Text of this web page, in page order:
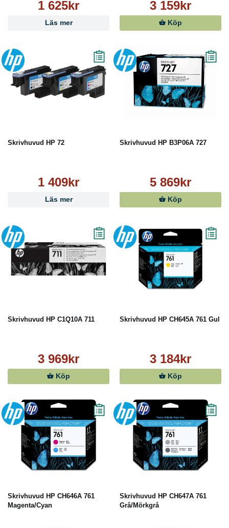
1 625kr
Läs mer
3 159kr
Köp
Skrivhuvud HP 72
1 409kr
Läs mer
Skrivhuvud HP B3P06A 727
5 869kr
Köp
Skrivhuvud HP C1Q10A 711
3 969kr
Köp
Skrivhuvud HP CH645A 761 Gul
3 184kr
Köp
Skrivhuvud HP CH646A 761
Magenta/Cyan
Skrivhuvud HP CH647A 761
Grå/Mörkgrå